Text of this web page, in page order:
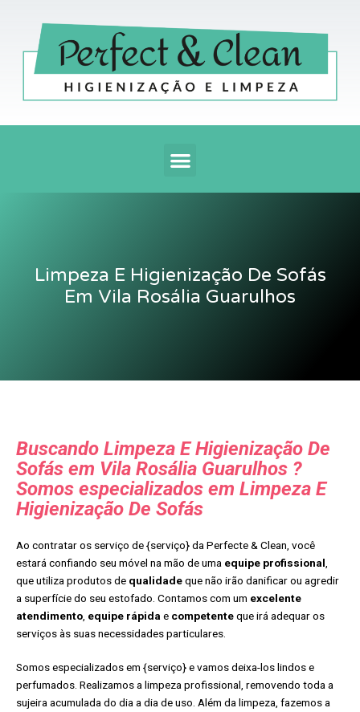
conteúdo
Menu
Limpeza E Higienização De Sofás
Em Vila Rosália Guarulhos
Buscando Limpeza E Higienização De
Sofás em Vila Rosália Guarulhos ?
Somos especializados em Limpeza E
Higienização De Sofás
Ao contratar os serviço de {serviço} da Perfecte & Clean, você
estará confiando seu móvel na mão de uma equipe profissional
que utiliza produtos de qualidadeque não irão danificar ou agredir
a superfície do seu estofado. Contamos com um excelente
atendimento equipe rápida e competenteque irá adequar os
serviços às suas necessidades particulares.
Somos especializados em {serviço} e vamos deixa-los lindos e
perfumados. Realizamos a limpeza profissional, removendo toda a
sujeira acumulada do dia a dia de uso. Além da limpeza, fazemos a